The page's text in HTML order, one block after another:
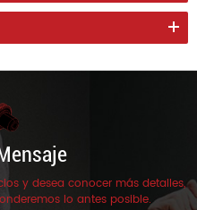
y desea conocer más detalles,
lo antes posible.